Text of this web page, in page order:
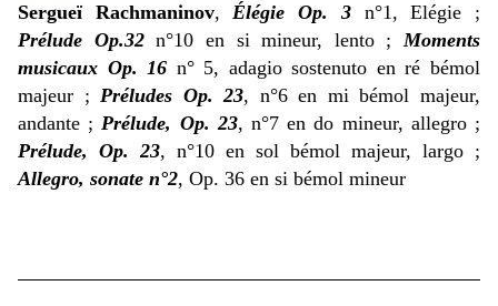
Sergueï Rachmaninov,Élégie Op. 3n°1, Elégie ;
Prélude Op.32n°10 en si mineur, lento ;Moments
musicaux Op. 16 n° 5, adagio sostenuto en ré bémol
majeur ;Préludes Op. 23, n°6 en mi bémol majeur,
andante ;Prélude, Op. 23, n°7 en do mineur, allegro ;
Prélude, Op. 23, n°10 en sol bémol majeur, largo ;
Allegro, sonate n°2, Op. 36 en si bémol mineur